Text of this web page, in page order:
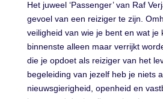
Het juweel ‘Passenger’ van Raf
gevoel van een reiziger te zijn.
veiligheid van wie je bent en wat je
binnenste alleen maar verrijkt
die je opdoet als reiziger van het
begeleiding van jezelf heb je niets
nieuwsgierigheid, openheid en